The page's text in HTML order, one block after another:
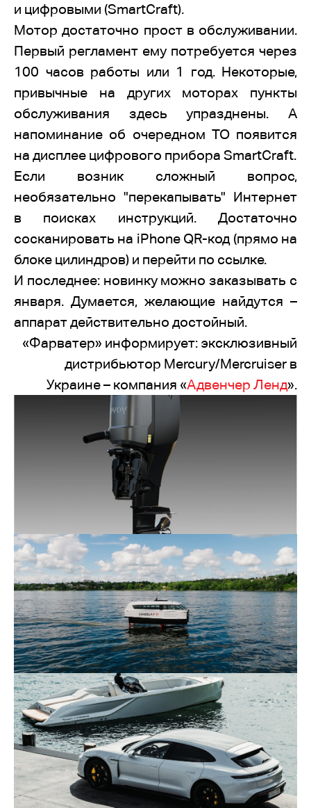
и цифровыми (SmartCraft).
Мотор достаточно прост в обслуживании.
Первый регламент ему потребуется через
100 часов работы или 1 год. Некоторые,
привычные на других моторах пункты
обслуживания здесь упразднены. А
напоминание об очередном ТО появится
на дисплее цифрового прибора SmartCraft.
Если возник сложный вопрос,
необязательно "перекапывать" Интернет
в поисках инструкций. Достаточно
сосканировать на iPhone QR-код (прямо на
блоке цилиндров) и перейти по ссылке.
И последнее: новинку можно заказывать с
января. Думается, желающие найдутся –
аппарат действительно достойный.
«Фарватер» информирует: эксклюзивный
дистрибьютор Mercury/Mercruiser в
Украине – компания «Адвенчер Ленд».